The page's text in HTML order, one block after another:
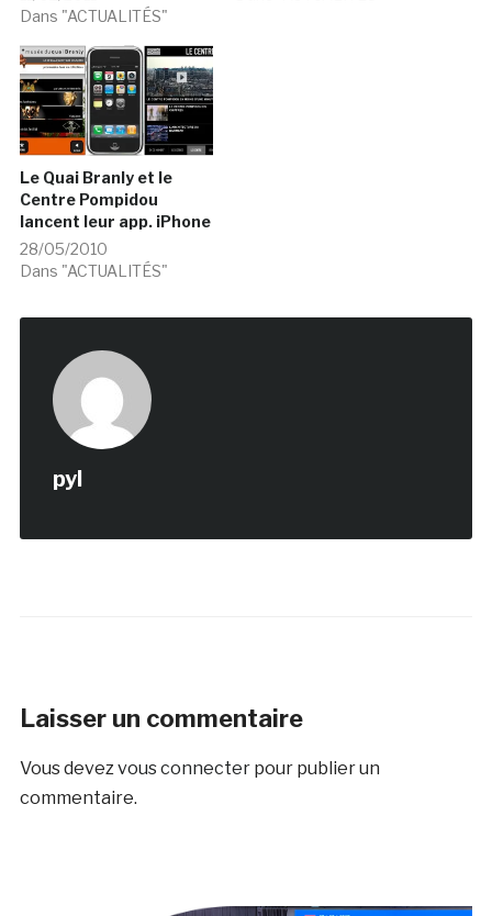
Dans "ACTUALITÉS"
Le Quai Branly et le
Centre Pompidou
lancent leur app. iPhone
28/05/2010
Dans "ACTUALITÉS"
pyl
Laisser un commentaire
Vous devezvous connecterpour publier un
commentaire.